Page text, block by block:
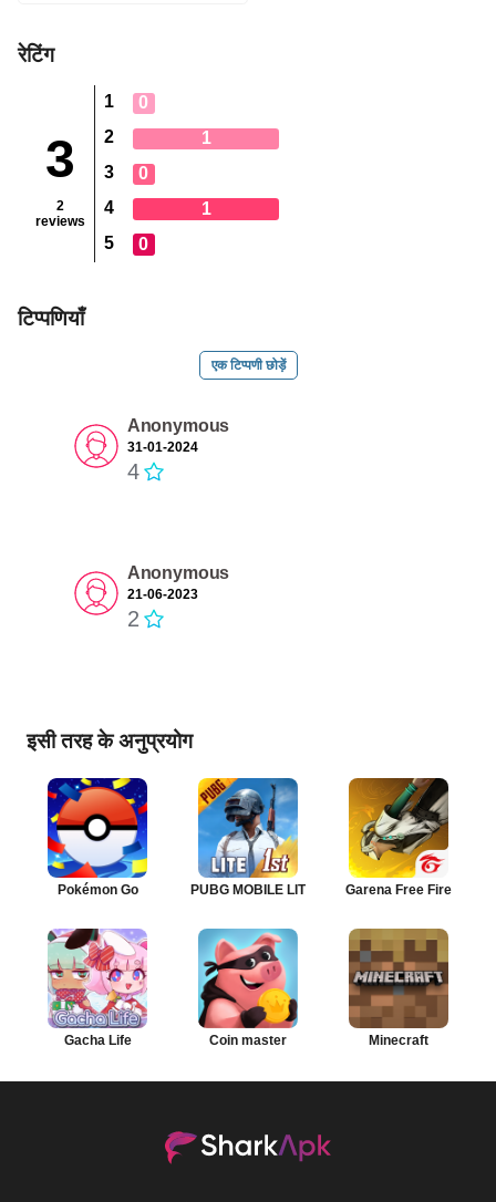
रेटिंग
3
2
reviews
1
0
2
1
3
0
4
1
5
0
टिप्पणियाँ
एक टिप्पणी छोड़ें
Anonymous
31-01-2024
4
Anonymous
21-06-2023
2
इसी तरह के अनुप्रयोग
Pokémon Go PUBG MOBILE LITE Garena Free Fire
Gacha Life Coin master Minecraft